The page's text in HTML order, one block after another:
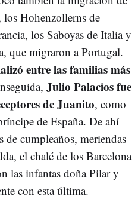
Hohenzollerns de
los Saboyas de Italia y
que migraron a Portugal.
entre las familias más
Julio Palacios fue
de Juanito, como
de España. De ahí
de cumpleaños, meriendas
el chalé de los Barcelona
las infantas doña Pilar y
con esta última.